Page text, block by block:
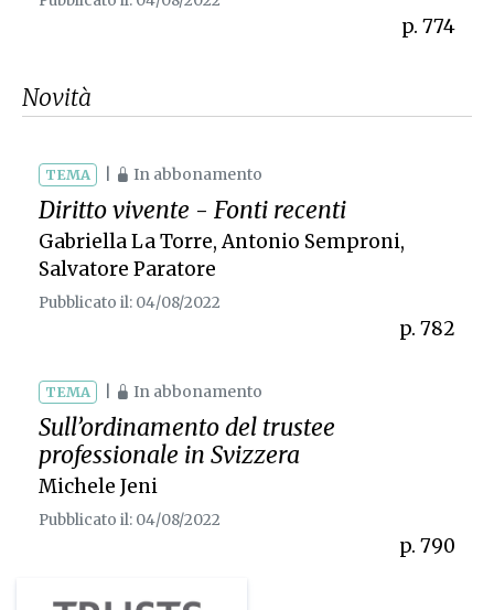
p. 774
Novità
TEMA In abbonamento
Diritto vivente - Fonti recenti
Gabriella La Torre, Antonio Semproni,
Salvatore Paratore
Pubblicato il: 04/08/2022
p. 782
TEMA In abbonamento
Sull’ordinamento del trustee
professionale in Svizzera
Michele Jeni
Pubblicato il: 04/08/2022
p. 790